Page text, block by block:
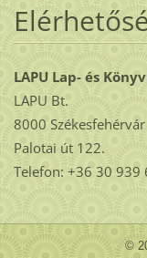
LAPU Lap- és
LAPU Bt.
8000 Székesfehérvár
Palotai út 122.
Telefon: +36 30 939
©